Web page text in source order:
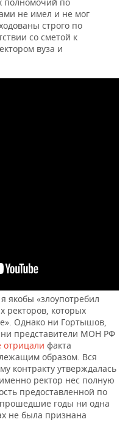
полномочий по
не имел и не мог
строго по
со сметой к
вуза и
якобы «злоупотребил
ректоров, которых
Однако ни Гортышов,
ни представители МОН РФ
отрицали факта
образом. Вся
контракту утверждалась
ректор нес полную
предоставленной по
годы ни одна
не была признана